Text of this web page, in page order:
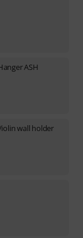
ASH
wall holder